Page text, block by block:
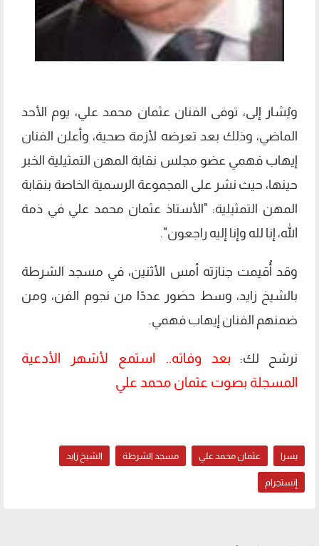
ويُشار إلى، توفى الفنان عثمان محمد علي، يوم الأحد
الماضي، وذلك بعد تعرضه لأزمة صحية، وأعلن الفنان
إيهاب فهمي عضو مجلس نقابة المهن التمثيلية الخبر
حينها، حيث نشر على المجموعة الرسمية الخاصة بنقابة
المهن التمثيلية: "الأستاذ عثمان محمد علي في ذمة
الله، إنا لله وإنا إليه راجعون".
وقد أُقيمت جنازته أمس الأثنين، في مسجد الشرطة
بالشيخ زايد، وسط حضور عددًا من نجوم الفن، ومن
ضمنهم الفنان إيهاب فهمي.
نرشح لك: بعد وفاته.. استمع لأشهر الأدعية
المسجلة بصوت عثمان محمد علي
يسرا عثمان محمد علي مسجد الشرطة الشيخ زايد
إنستجرام